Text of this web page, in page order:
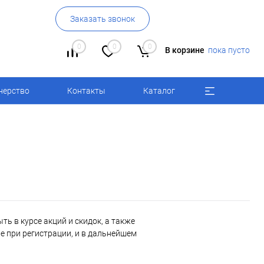
Заказать звонок
0 0 0 В корзине пока пусто
Контакты Каталог
в курсе акций и скидок, а также
при регистрации, и в дальнейшем